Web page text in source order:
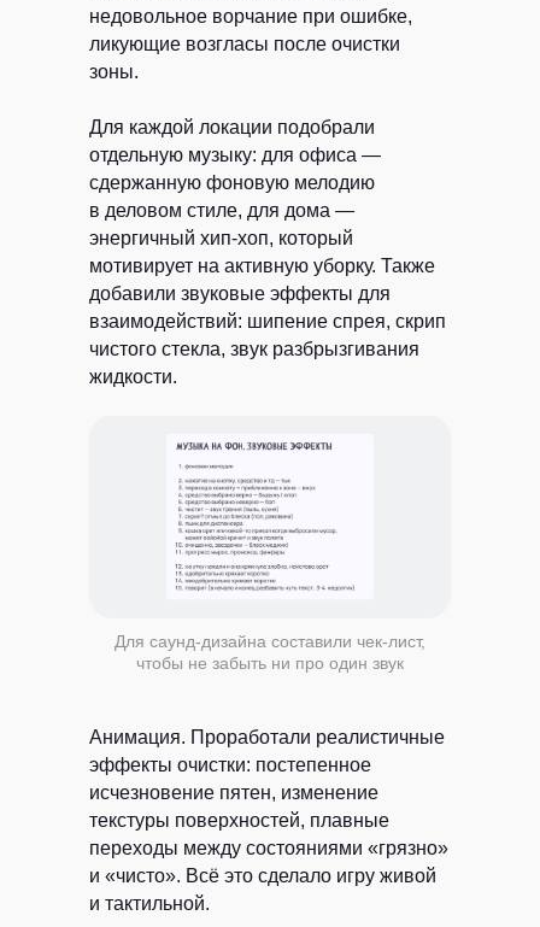
недовольное ворчание при ошибке,
ликующие возгласы после очистки
зоны.
Для каждой локации подобрали
отдельную музыку: для офиса —
сдержанную фоновую мелодию
в деловом стиле, для дома —
энергичный хип-хоп, который
мотивирует на активную уборку. Также
добавили звуковые эффекты для
взаимодействий: шипение спрея, скрип
чистого стекла, звук разбрызгивания
жидкости.
Для саунд-дизайна составили чек-лист,
чтобы не забыть ни про один звук
Анимация. Проработали реалистичные
эффекты очистки: постепенное
исчезновение пятен, изменение
текстуры поверхностей, плавные
переходы между состояниями «грязно»
и «чисто». Всё это сделало игру живой
и тактильной.